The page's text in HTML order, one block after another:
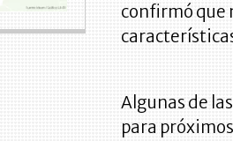
confirmó que
Algunas de
para